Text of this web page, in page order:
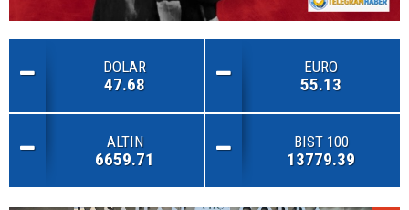
DOLAR
47.68
EURO
55.13
ALTIN
6659.71
BIST 100
13779.39